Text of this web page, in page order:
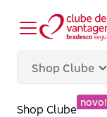
Shop Clube
novo!